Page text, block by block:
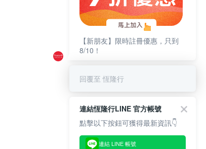
【新朋友】限時註冊優惠，只到
8/10！
回覆至 恆隆行
連結恆隆行LINE 官方帳號
點擊以下按鈕可獲得最新資訊👇
連結 LINE 帳號